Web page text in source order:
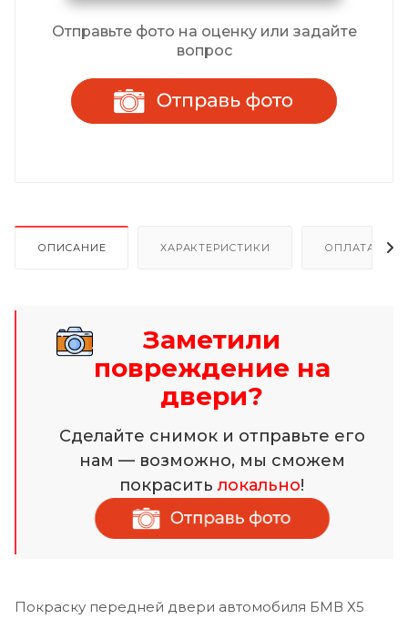
Отправьте фото на оценку или задайте
вопрос
ОПИСАНИЕ ХАРАКТЕРИСТИКИ ОПЛАТА И
Заметили
повреждение на
двери?
Сделайте снимок и отправьте его
нам — возможно, мы сможем
покраситьлокально!
Покраску передней двери автомобиля БМВ Х5